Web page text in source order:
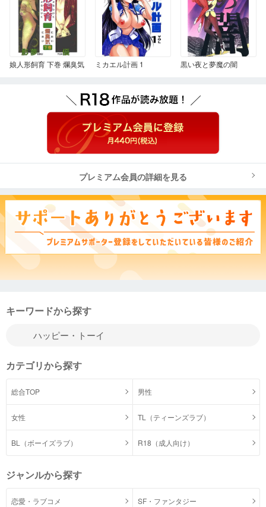
娘人形飼育 下巻 爛臭気 ミカエル計画 1 黒い夜と夢魔の闇
プレミアム会員の詳細を見る
キーワードから探す
カテゴリから探す
総合TOP 男性
女性 TL（ティーンズラブ）
BL（ボーイズラブ） R18（成人向け）
ジャンルから探す
恋愛・ラブコメ SF・ファンタジー